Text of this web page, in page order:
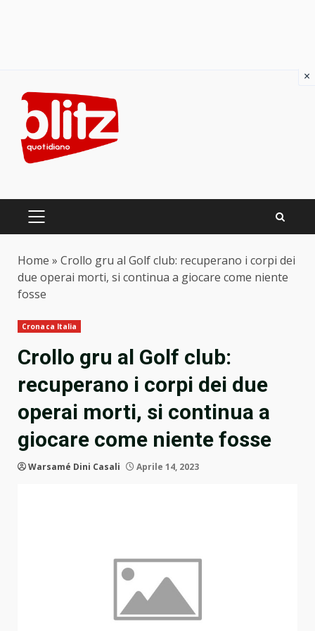
content
PRIMARY
Home » Crollo gru al Golf club: recuperano i corpi dei
due operai morti, si continua a giocare come niente
fosse
Cronaca Italia
Crollo gru al Golf club:
recuperano i corpi dei due
operai morti, si continua a
giocare come niente fosse
Warsamé Dini Casali Aprile 14, 2023
×